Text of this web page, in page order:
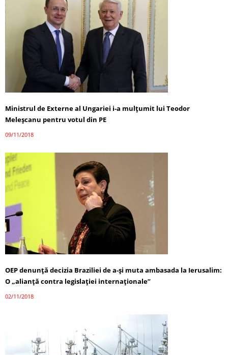
Ministrul de Externe al Ungariei i-a mulțumit lui Teodor
Meleșcanu pentru votul din PE
09/11/2018
OEP denunţă decizia Braziliei de a-şi muta ambasada la Ierusalim:
O „alianţă contra legislaţiei internaţionale”
02/11/2018